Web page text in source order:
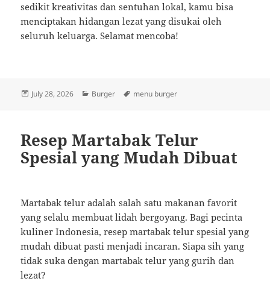
sedikit kreativitas dan sentuhan lokal, kamu bisa
menciptakan hidangan lezat yang disukai oleh
seluruh keluarga. Selamat mencoba!
Posted
July 28, 2026 Categories
Burger Tags
menu burger
Resep Martabak Telur
Spesial yang Mudah Dibuat
Martabak telur adalah salah satu makanan favorit
yang selalu membuat lidah bergoyang. Bagi pecinta
kuliner Indonesia, resep martabak telur spesial yang
mudah dibuat pasti menjadi incaran. Siapa sih yang
tidak suka dengan martabak telur yang gurih dan
lezat?